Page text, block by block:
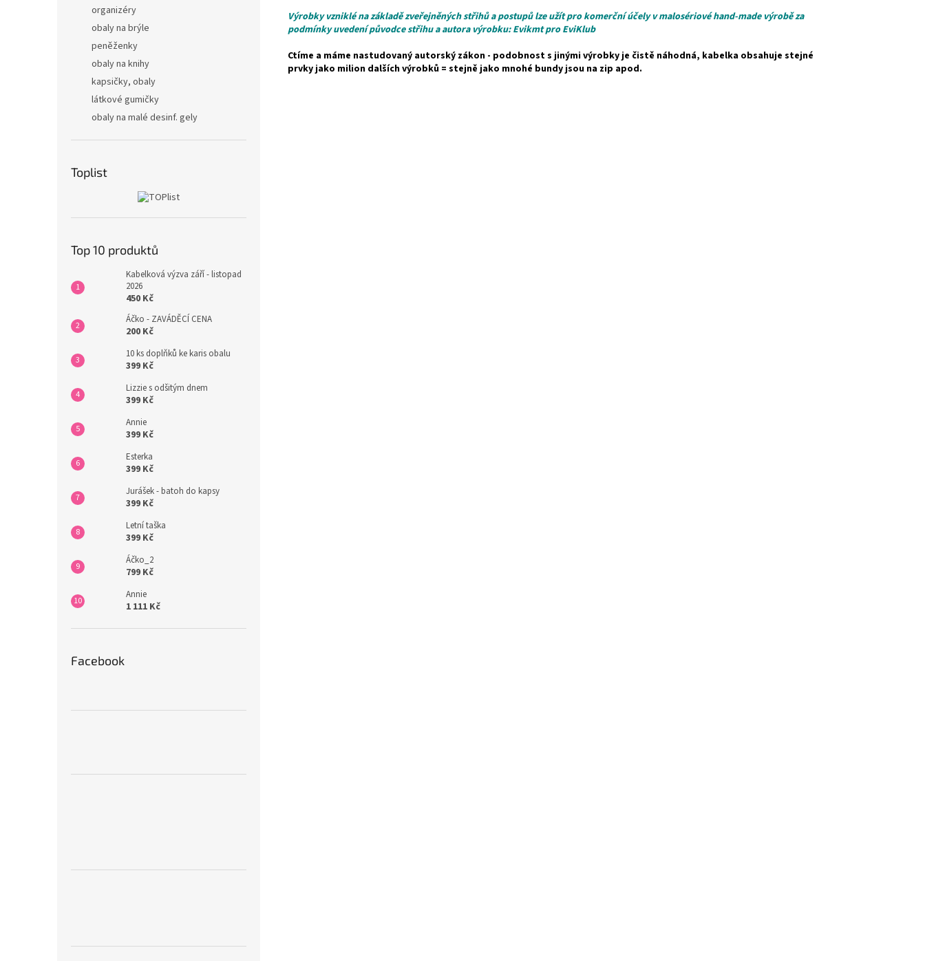
organizéry
obaly na brýle
peněženky
obaly na knihy
kapsičky, obaly
látkové gumičky
obaly na malé desinf. gely
Toplist
Top 10 produktů
Kabelková výzva září - listopad
2026
450 Kč
Áčko - ZAVÁDĚCÍ CENA
200 Kč
10 ks doplňků ke karis obalu
399 Kč
Lizzie s odšitým dnem
399 Kč
Annie
399 Kč
Esterka
399 Kč
Jurášek - batoh do kapsy
399 Kč
Letní taška
399 Kč
Áčko_2
799 Kč
Annie
1 111 Kč
Facebook
Výrobky vzniklé na základě zveřejněných střihů a postupů lze užít pro komerční účely v malosériové hand-made výrobě za
podmínky uvedení původce střihu a autora výrobku: Evikmt pro EviKlub
Ctíme a máme nastudovaný autorský zákon - podobnost s jinými výrobky je čistě náhodná, kabelka obsahuje stejné
prvky jako milion dalších výrobků = stejně jako mnohé bundy jsou na zip apod.